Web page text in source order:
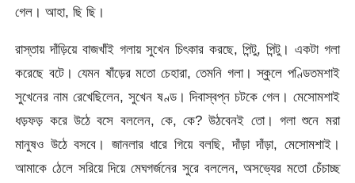
গেল। আহা, ছি ছি।
রাস্তায় দাঁড়িয়ে বাজখাঁই গলায় সুখেন চিৎকার করছে, পিন্টু, পিন্টু। একটা গলা
করেছে বটে। যেমন ষাঁড়ের মতো চেহারা, তেমনি গলা। স্কুলে পণ্ডিতমশাই
সুখেনের নাম রেখেছিলেন, সুখেন ষণ্ড। দিবাস্বপ্ন চটকে গেল। মেসোমশাই
ধড়ফড় করে উঠে বসে বললেন, কে, কে? উঠবেনই তো। গলা শুনে মরা
মানুষও উঠে বসবে। জানলার ধারে গিয়ে বলছি, দাঁড়া দাঁড়া, মেসোমশাই।
আমাকে ঠেলে সরিয়ে দিয়ে মেঘগর্জনের সুরে বললেন, অসভ্যের মতো চেঁচাচ্ছ